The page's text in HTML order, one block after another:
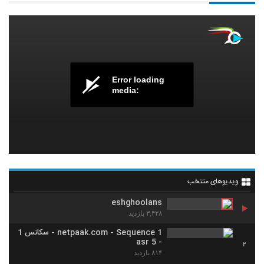
Error loading
media:
ویدیوهای منتخب
eshghoolans
۳,۴۲۸ بازدید
2
netpaak.com - Sequence 1 - سکانس 1
- 5 asr
۸۱۴ بازدید